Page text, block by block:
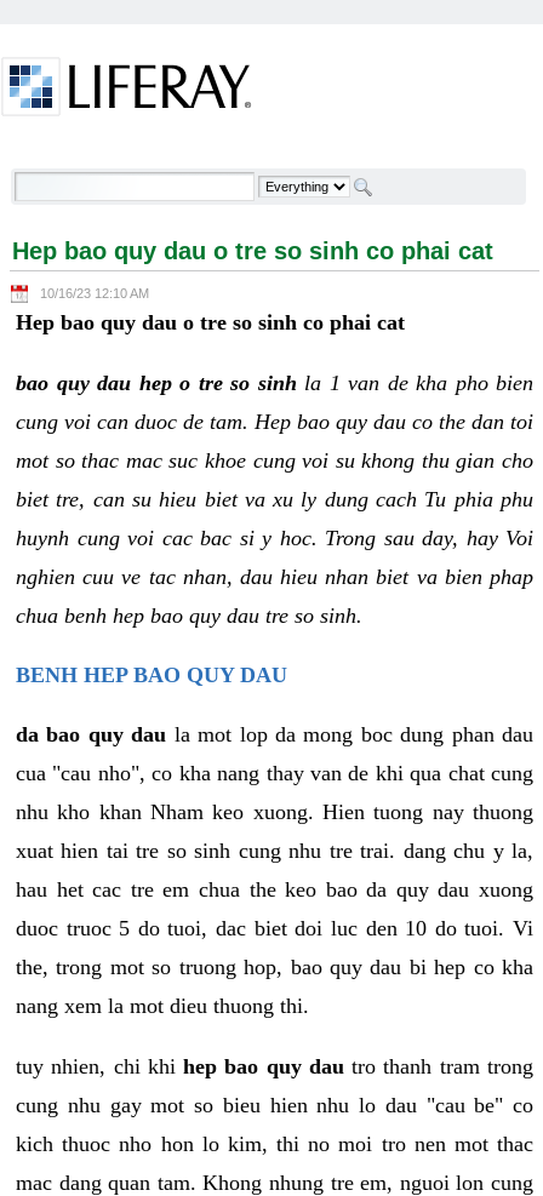
Hep bao quy dau o tre so sinh co phai cat -
Hep bao quy dau o tre so sinh co phai cat
10/16/23 12:10 AM
Hep bao quy dau o tre so sinh co phai cat
bao quy dau hep o tre so sinh la 1 van de kha pho bien
cung voi can duoc de tam. Hep bao quy dau co the dan toi
mot so thac mac suc khoe cung voi su khong thu gian cho
biet tre, can su hieu biet va xu ly dung cach Tu phia phu
huynh cung voi cac bac si y hoc. Trong sau day, hay Voi
nghien cuu ve tac nhan, dau hieu nhan biet va bien phap
chua benh hep bao quy dau tre so sinh.
BENH HEP BAO QUY DAU
da bao quy dau la mot lop da mong boc dung phan dau
cua "cau nho", co kha nang thay van de khi qua chat cung
nhu kho khan Nham keo xuong. Hien tuong nay thuong
xuat hien tai tre so sinh cung nhu tre trai. dang chu y la,
hau het cac tre em chua the keo bao da quy dau xuong
duoc truoc 5 do tuoi, dac biet doi luc den 10 do tuoi. Vi
the, trong mot so truong hop, bao quy dau bi hep co kha
nang xem la mot dieu thuong thi.
tuy nhien, chi khihep bao quy dau tro thanh tram trong
cung nhu gay mot so bieu hien nhu lo dau "cau be" co
kich thuoc nho hon lo kim, thi no moi tro nen mot thac
mac dang quan tam. Khong nhung tre em, nguoi lon cung